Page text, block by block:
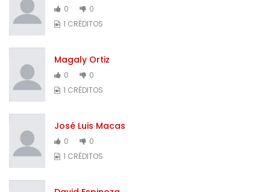
0
0
1 CRÉDITOS
Magaly Ortiz
0
0
1 CRÉDITOS
José Luis Macas
0
0
1 CRÉDITOS